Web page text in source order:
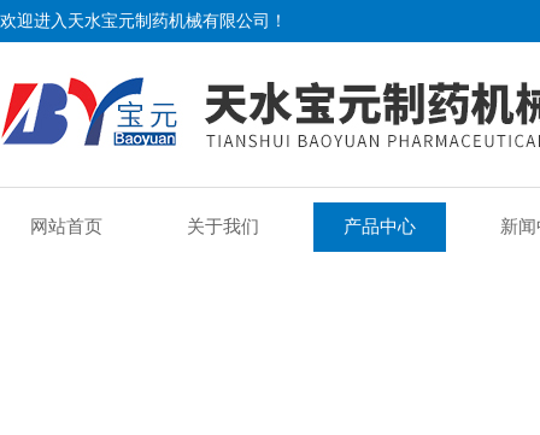
欢迎进入天水宝元制药机械有限公司！
网站首页 关于我们 产品中心 新